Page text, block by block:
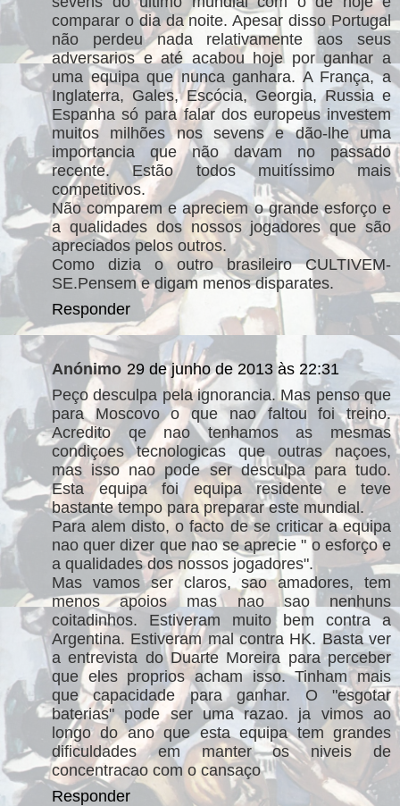
comparar o dia da noite. Apesar disso Portugal
não perdeu nada relativamente aos seus
adversarios e até acabou hoje por ganhar a
uma equipa que nunca ganhara. A França, a
Inglaterra, Gales, Escócia, Georgia, Russia e
Espanha só para falar dos europeus investem
muitos milhões nos sevens e dão-lhe uma
importancia que não davam no passado
recente. Estão todos muitíssimo mais
competitivos.
Não comparem e apreciem o grande esforço e
a qualidades dos nossos jogadores que são
apreciados pelos outros.
Como dizia o outro brasileiro CULTIVEM-
SE.Pensem e digam menos disparates.
Responder
Anónimo 29 de junho de 2013 às 22:31
Peço desculpa pela ignorancia. Mas penso que
para Moscovo o que nao faltou foi treino.
Acredito qe nao tenhamos as mesmas
condiçoes tecnologicas que outras naçoes,
mas isso nao pode ser desculpa para tudo.
Esta equipa foi equipa residente e teve
bastante tempo para preparar este mundial.
Para alem disto, o facto de se criticar a equipa
nao quer dizer que nao se aprecie " o esforço e
a qualidades dos nossos jogadores".
Mas vamos ser claros, sao amadores, tem
menos apoios mas nao sao nenhuns
coitadinhos. Estiveram muito bem contra a
Argentina. Estiveram mal contra HK. Basta ver
a entrevista do Duarte Moreira para perceber
que eles proprios acham isso. Tinham mais
que capacidade para ganhar. O "esgotar
baterias" pode ser uma razao. ja vimos ao
longo do ano que esta equipa tem grandes
dificuldades em manter os niveis de
concentracao com o cansaço
Responder